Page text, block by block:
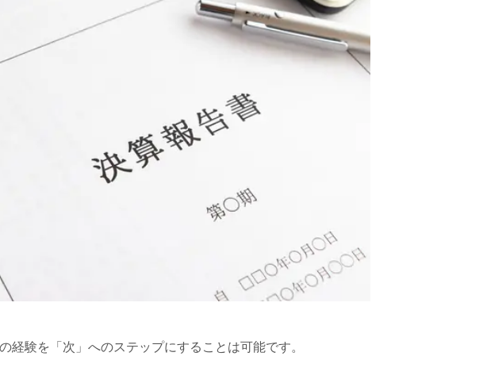
経験を「次」へのステップにすることは可能です。